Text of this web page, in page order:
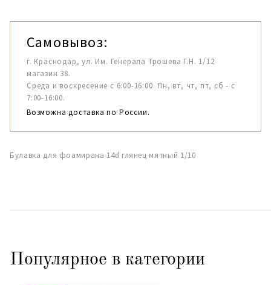
Самовывоз:
г. Краснодар, ул. Им. Генерала Трошева Г.Н. 1/12
магазин 38.
Среда и воскресение с 6:00-16:00. Пн, вт, чт, пт, сб - с
7:00-16:00.
Возможна доставка по России.
Булавка для фоамирана 14d глянец мятный 1/10
Популярное в категории